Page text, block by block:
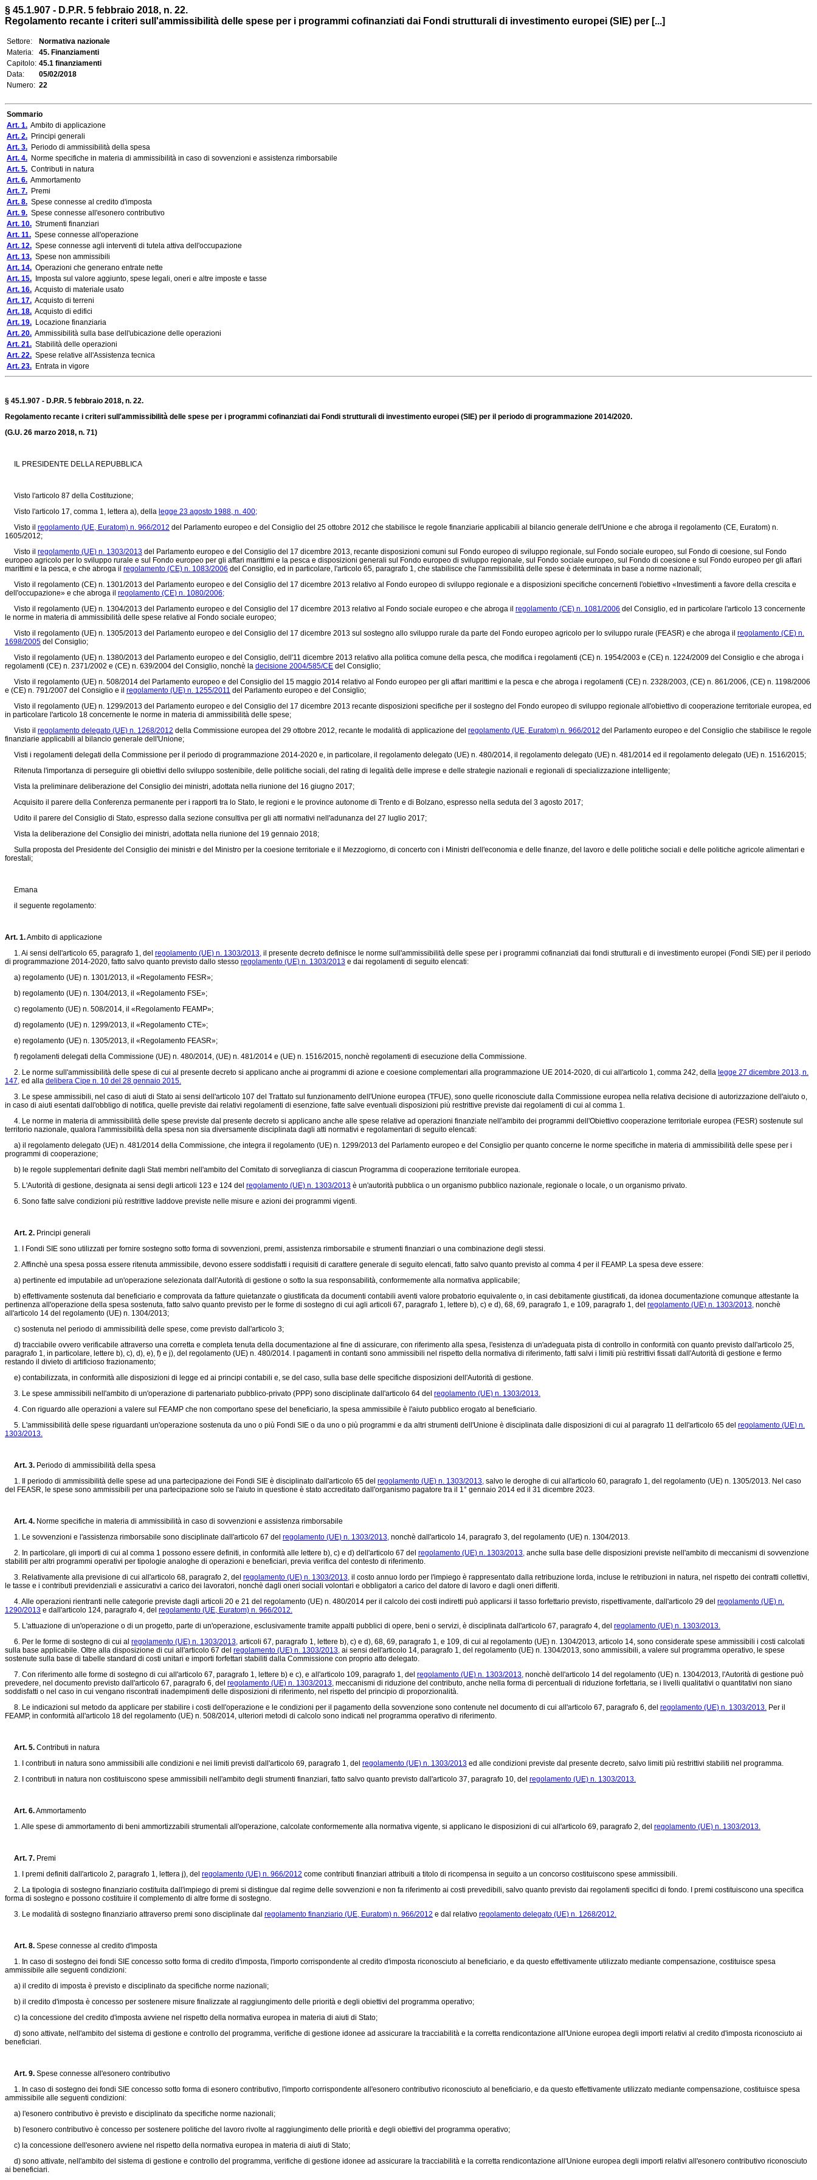
§ 45.1.907 - D.P.R. 5 febbraio 2018, n. 22.
Regolamento recante i criteri sull'ammissibilità delle spese per i programmi cofinanziati dai Fondi strutturali di investimento europei (SIE) per [...]
Settore:
Normativa nazionale
Materia:
45. Finanziamenti
Capitolo: 45.1 finanziamenti
Data:
05/02/2018
Numero: 22
Sommario
Art. 1. Ambito di applicazione
Art. 2. Principi generali
Art. 3. Periodo di ammissibilità della spesa
Art. 4. Norme specifiche in materia di ammissibilità in caso di sovvenzioni e assistenza rimborsabile
Art. 5. Contributi in natura
Art. 6. Ammortamento
Art. 7. Premi
Art. 8. Spese connesse al credito d'imposta
Art. 9. Spese connesse all'esonero contributivo
Art. 10. Strumenti finanziari
Art. 11. Spese connesse all'operazione
Art. 12. Spese connesse agli interventi di tutela attiva dell'occupazione
Art. 13. Spese non ammissibili
Art. 14. Operazioni che generano entrate nette
Art. 15. Imposta sul valore aggiunto, spese legali, oneri e altre imposte e tasse
Art. 16. Acquisto di materiale usato
Art. 17. Acquisto di terreni
Art. 18. Acquisto di edifici
Art. 19. Locazione finanziaria
Art. 20. Ammissibilità sulla base dell'ubicazione delle operazioni
Art. 21. Stabilità delle operazioni
Art. 22. Spese relative all'Assistenza tecnica
Art. 23. Entrata in vigore
§ 45.1.907 - D.P.R. 5 febbraio 2018, n. 22.
Regolamento recante i criteri sull'ammissibilità delle spese per i programmi cofinanziati dai Fondi strutturali di investimento europei (SIE) per il periodo di programmazione 2014/2020.
(G.U. 26 marzo 2018, n. 71)
IL PRESIDENTE DELLA REPUBBLICA
Visto l'articolo 87 della Costituzione;
Visto l'articolo 17, comma 1, lettera a), della legge 23 agosto 1988, n. 400;
Visto il regolamento (UE, Euratom) n. 966/2012 del Parlamento europeo e del Consiglio del 25 ottobre 2012 che stabilisce le regole finanziarie applicabili al bilancio generale dell'Unione e che abroga il regolamento (CE, Euratom) n.
1605/2012;
Visto il regolamento (UE) n. 1303/2013 del Parlamento europeo e del Consiglio del 17 dicembre 2013, recante disposizioni comuni sul Fondo europeo di sviluppo regionale, sul Fondo sociale europeo, sul Fondo di coesione, sul Fondo
europeo agricolo per lo sviluppo rurale e sul Fondo europeo per gli affari marittimi e la pesca e disposizioni generali sul Fondo europeo di sviluppo regionale, sul Fondo sociale europeo, sul Fondo di coesione e sul Fondo europeo per gli affari
marittimi e la pesca, e che abroga il regolamento (CE) n. 1083/2006 del Consiglio, ed in particolare, l'articolo 65, paragrafo 1, che stabilisce che l'ammissibilità delle spese è determinata in base a norme nazionali;
Visto il regolamento (CE) n. 1301/2013 del Parlamento europeo e del Consiglio del 17 dicembre 2013 relativo al Fondo europeo di sviluppo regionale e a disposizioni specifiche concernenti l'obiettivo «Investimenti a favore della crescita e
dell'occupazione» e che abroga il regolamento (CE) n. 1080/2006;
Visto il regolamento (UE) n. 1304/2013 del Parlamento europeo e del Consiglio del 17 dicembre 2013 relativo al Fondo sociale europeo e che abroga il regolamento (CE) n. 1081/2006 del Consiglio, ed in particolare l'articolo 13 concernente
le norme in materia di ammissibilità delle spese relative al Fondo sociale europeo;
Visto il regolamento (UE) n. 1305/2013 del Parlamento europeo e del Consiglio del 17 dicembre 2013 sul sostegno allo sviluppo rurale da parte del Fondo europeo agricolo per lo sviluppo rurale (FEASR) e che abroga il regolamento (CE) n.
1698/2005 del Consiglio;
Visto il regolamento (UE) n. 1380/2013 del Parlamento europeo e del Consiglio, dell'11 dicembre 2013 relativo alla politica comune della pesca, che modifica i regolamenti (CE) n. 1954/2003 e (CE) n. 1224/2009 del Consiglio e che abroga i
regolamenti (CE) n. 2371/2002 e (CE) n. 639/2004 del Consiglio, nonchè la decisione 2004/585/CE del Consiglio;
Visto il regolamento (UE) n. 508/2014 del Parlamento europeo e del Consiglio del 15 maggio 2014 relativo al Fondo europeo per gli affari marittimi e la pesca e che abroga i regolamenti (CE) n. 2328/2003, (CE) n. 861/2006, (CE) n. 1198/2006
e (CE) n. 791/2007 del Consiglio e il regolamento (UE) n. 1255/2011 del Parlamento europeo e del Consiglio;
Visto il regolamento (UE) n. 1299/2013 del Parlamento europeo e del Consiglio del 17 dicembre 2013 recante disposizioni specifiche per il sostegno del Fondo europeo di sviluppo regionale all'obiettivo di cooperazione territoriale europea, ed
in particolare l'articolo 18 concernente le norme in materia di ammissibilità delle spese;
Visto il regolamento delegato (UE) n. 1268/2012 della Commissione europea del 29 ottobre 2012, recante le modalità di applicazione del regolamento (UE, Euratom) n. 966/2012 del Parlamento europeo e del Consiglio che stabilisce le regole
finanziarie applicabili al bilancio generale dell'Unione;
Visti i regolamenti delegati della Commissione per il periodo di programmazione 2014-2020 e, in particolare, il regolamento delegato (UE) n. 480/2014, il regolamento delegato (UE) n. 481/2014 ed il regolamento delegato (UE) n. 1516/2015;
Ritenuta l'importanza di perseguire gli obiettivi dello sviluppo sostenibile, delle politiche sociali, del rating di legalità delle imprese e delle strategie nazionali e regionali di specializzazione intelligente;
Vista la preliminare deliberazione del Consiglio dei ministri, adottata nella riunione del 16 giugno 2017;
Acquisito il parere della Conferenza permanente per i rapporti tra lo Stato, le regioni e le province autonome di Trento e di Bolzano, espresso nella seduta del 3 agosto 2017;
Udito il parere del Consiglio di Stato, espresso dalla sezione consultiva per gli atti normativi nell'adunanza del 27 luglio 2017;
Vista la deliberazione del Consiglio dei ministri, adottata nella riunione del 19 gennaio 2018;
Sulla proposta del Presidente del Consiglio dei ministri e del Ministro per la coesione territoriale e il Mezzogiorno, di concerto con i Ministri dell'economia e delle finanze, del lavoro e delle politiche sociali e delle politiche agricole alimentari e
forestali;
Emana
il seguente regolamento:
Art. 1.Ambito di applicazione
1. Ai sensi dell'articolo 65, paragrafo 1, del regolamento (UE) n. 1303/2013, il presente decreto definisce le norme sull'ammissibilità delle spese per i programmi cofinanziati dai fondi strutturali e di investimento europei (Fondi SIE) per il periodo
di programmazione 2014-2020, fatto salvo quanto previsto dallo stesso regolamento (UE) n. 1303/2013 e dai regolamenti di seguito elencati:
a) regolamento (UE) n. 1301/2013, il «Regolamento FESR»;
b) regolamento (UE) n. 1304/2013, il «Regolamento FSE»;
c) regolamento (UE) n. 508/2014, il «Regolamento FEAMP»;
d) regolamento (UE) n. 1299/2013, il «Regolamento CTE»;
e) regolamento (UE) n. 1305/2013, il «Regolamento FEASR»;
f) regolamenti delegati della Commissione (UE) n. 480/2014, (UE) n. 481/2014 e (UE) n. 1516/2015, nonchè regolamenti di esecuzione della Commissione.
2. Le norme sull'ammissibilità delle spese di cui al presente decreto si applicano anche ai programmi di azione e coesione complementari alla programmazione UE 2014-2020, di cui all'articolo 1, comma 242, della legge 27 dicembre 2013, n.
147, ed alla delibera Cipe n. 10 del 28 gennaio 2015.
3. Le spese ammissibili, nel caso di aiuti di Stato ai sensi dell'articolo 107 del Trattato sul funzionamento dell'Unione europea (TFUE), sono quelle riconosciute dalla Commissione europea nella relativa decisione di autorizzazione dell'aiuto o,
in caso di aiuti esentati dall'obbligo di notifica, quelle previste dai relativi regolamenti di esenzione, fatte salve eventuali disposizioni più restrittive previste dai regolamenti di cui al comma 1.
4. Le norme in materia di ammissibilità delle spese previste dal presente decreto si applicano anche alle spese relative ad operazioni finanziate nell'ambito dei programmi dell'Obiettivo cooperazione territoriale europea (FESR) sostenute sul
territorio nazionale, qualora l'ammissibilità della spesa non sia diversamente disciplinata dagli atti normativi e regolamentari di seguito elencati:
a) il regolamento delegato (UE) n. 481/2014 della Commissione, che integra il regolamento (UE) n. 1299/2013 del Parlamento europeo e del Consiglio per quanto concerne le norme specifiche in materia di ammissibilità delle spese per i
programmi di cooperazione;
b) le regole supplementari definite dagli Stati membri nell'ambito del Comitato di sorveglianza di ciascun Programma di cooperazione territoriale europea.
5. L'Autorità di gestione, designata ai sensi degli articoli 123 e 124 del regolamento (UE) n. 1303/2013 è un'autorità pubblica o un organismo pubblico nazionale, regionale o locale, o un organismo privato.
6. Sono fatte salve condizioni più restrittive laddove previste nelle misure e azioni dei programmi vigenti.
Art. 2. Principi generali
1. I Fondi SIE sono utilizzati per fornire sostegno sotto forma di sovvenzioni, premi, assistenza rimborsabile e strumenti finanziari o una combinazione degli stessi.
2. Affinchè una spesa possa essere ritenuta ammissibile, devono essere soddisfatti i requisiti di carattere generale di seguito elencati, fatto salvo quanto previsto al comma 4 per il FEAMP. La spesa deve essere:
a) pertinente ed imputabile ad un'operazione selezionata dall'Autorità di gestione o sotto la sua responsabilità, conformemente alla normativa applicabile;
b) effettivamente sostenuta dal beneficiario e comprovata da fatture quietanzate o giustificata da documenti contabili aventi valore probatorio equivalente o, in casi debitamente giustificati, da idonea documentazione comunque attestante la
pertinenza all'operazione della spesa sostenuta, fatto salvo quanto previsto per le forme di sostegno di cui agli articoli 67, paragrafo 1, lettere b), c) e d), 68, 69, paragrafo 1, e 109, paragrafo 1, del regolamento (UE) n. 1303/2013, nonchè
all'articolo 14 del regolamento (UE) n. 1304/2013;
c) sostenuta nel periodo di ammissibilità delle spese, come previsto dall'articolo 3;
d) tracciabile ovvero verificabile attraverso una corretta e completa tenuta della documentazione al fine di assicurare, con riferimento alla spesa, l'esistenza di un'adeguata pista di controllo in conformità con quanto previsto dall'articolo 25,
paragrafo 1, in particolare, lettere b), c), d), e), f) e j), del regolamento (UE) n. 480/2014. I pagamenti in contanti sono ammissibili nel rispetto della normativa di riferimento, fatti salvi i limiti più restrittivi fissati dall'Autorità di gestione e fermo
restando il divieto di artificioso frazionamento;
e) contabilizzata, in conformità alle disposizioni di legge ed ai principi contabili e, se del caso, sulla base delle specifiche disposizioni dell'Autorità di gestione.
3. Le spese ammissibili nell'ambito di un'operazione di partenariato pubblico-privato (PPP) sono disciplinate dall'articolo 64 del regolamento (UE) n. 1303/2013.
4. Con riguardo alle operazioni a valere sul FEAMP che non comportano spese del beneficiario, la spesa ammissibile è l'aiuto pubblico erogato al beneficiario.
5. L'ammissibilità delle spese riguardanti un'operazione sostenuta da uno o più Fondi SIE o da uno o più programmi e da altri strumenti dell'Unione è disciplinata dalle disposizioni di cui al paragrafo 11 dell'articolo 65 del regolamento (UE) n.
1303/2013.
Art. 3. Periodo di ammissibilità della spesa
1. Il periodo di ammissibilità delle spese ad una partecipazione dei Fondi SIE è disciplinato dall'articolo 65 del regolamento (UE) n. 1303/2013, salvo le deroghe di cui all'articolo 60, paragrafo 1, del regolamento (UE) n. 1305/2013. Nel caso
del FEASR, le spese sono ammissibili per una partecipazione solo se l'aiuto in questione è stato accreditato dall'organismo pagatore tra il 1° gennaio 2014 ed il 31 dicembre 2023.
Art. 4. Norme specifiche in materia di ammissibilità in caso di sovvenzioni e assistenza rimborsabile
1. Le sovvenzioni e l'assistenza rimborsabile sono disciplinate dall'articolo 67 del regolamento (UE) n. 1303/2013, nonchè dall'articolo 14, paragrafo 3, del regolamento (UE) n. 1304/2013.
2. In particolare, gli importi di cui al comma 1 possono essere definiti, in conformità alle lettere b), c) e d) dell'articolo 67 del regolamento (UE) n. 1303/2013, anche sulla base delle disposizioni previste nell'ambito di meccanismi di sovvenzione
stabiliti per altri programmi operativi per tipologie analoghe di operazioni e beneficiari, previa verifica del contesto di riferimento.
3. Relativamente alla previsione di cui all'articolo 68, paragrafo 2, del regolamento (UE) n. 1303/2013, il costo annuo lordo per l'impiego è rappresentato dalla retribuzione lorda, incluse le retribuzioni in natura, nel rispetto dei contratti collettivi,
le tasse e i contributi previdenziali e assicurativi a carico dei lavoratori, nonchè dagli oneri sociali volontari e obbligatori a carico del datore di lavoro e dagli oneri differiti.
4. Alle operazioni rientranti nelle categorie previste dagli articoli 20 e 21 del regolamento (UE) n. 480/2014 per il calcolo dei costi indiretti può applicarsi il tasso forfettario previsto, rispettivamente, dall'articolo 29 del regolamento (UE) n.
1290/2013 e dall'articolo 124, paragrafo 4, del regolamento (UE, Euratom) n. 966/2012.
5. L'attuazione di un'operazione o di un progetto, parte di un'operazione, esclusivamente tramite appalti pubblici di opere, beni o servizi, è disciplinata dall'articolo 67, paragrafo 4, del regolamento (UE) n. 1303/2013.
6. Per le forme di sostegno di cui al regolamento (UE) n. 1303/2013, articoli 67, paragrafo 1, lettere b), c) e d), 68, 69, paragrafo 1, e 109, di cui al regolamento (UE) n. 1304/2013, articolo 14, sono considerate spese ammissibili i costi calcolati
sulla base applicabile. Oltre alla disposizione di cui all'articolo 67 del regolamento (UE) n. 1303/2013, ai sensi dell'articolo 14, paragrafo 1, del regolamento (UE) n. 1304/2013, sono ammissibili, a valere sul programma operativo, le spese
sostenute sulla base di tabelle standard di costi unitari e importi forfettari stabiliti dalla Commissione con proprio atto delegato.
7. Con riferimento alle forme di sostegno di cui all'articolo 67, paragrafo 1, lettere b) e c), e all'articolo 109, paragrafo 1, del regolamento (UE) n. 1303/2013, nonchè dell'articolo 14 del regolamento (UE) n. 1304/2013, l'Autorità di gestione può
prevedere, nel documento previsto dall'articolo 67, paragrafo 6, del regolamento (UE) n. 1303/2013, meccanismi di riduzione del contributo, anche nella forma di percentuali di riduzione forfettaria, se i livelli qualitativi o quantitativi non siano
soddisfatti o nel caso in cui vengano riscontrati inadempimenti delle disposizioni di riferimento, nel rispetto del principio di proporzionalità.
8. Le indicazioni sul metodo da applicare per stabilire i costi dell'operazione e le condizioni per il pagamento della sovvenzione sono contenute nel documento di cui all'articolo 67, paragrafo 6, del regolamento (UE) n. 1303/2013. Per il
FEAMP, in conformità all'articolo 18 del regolamento (UE) n. 508/2014, ulteriori metodi di calcolo sono indicati nel programma operativo di riferimento.
Art. 5. Contributi in natura
1. I contributi in natura sono ammissibili alle condizioni e nei limiti previsti dall'articolo 69, paragrafo 1, del regolamento (UE) n. 1303/2013 ed alle condizioni previste dal presente decreto, salvo limiti più restrittivi stabiliti nel programma.
2. I contributi in natura non costituiscono spese ammissibili nell'ambito degli strumenti finanziari, fatto salvo quanto previsto dall'articolo 37, paragrafo 10, del regolamento (UE) n. 1303/2013.
Art. 6.Ammortamento
1. Alle spese di ammortamento di beni ammortizzabili strumentali all'operazione, calcolate conformemente alla normativa vigente, si applicano le disposizioni di cui all'articolo 69, paragrafo 2, del regolamento (UE) n. 1303/2013.
Art. 7. Premi
1. I premi definiti dall'articolo 2, paragrafo 1, lettera j), del regolamento (UE) n. 966/2012 come contributi finanziari attribuiti a titolo di ricompensa in seguito a un concorso costituiscono spese ammissibili.
2. La tipologia di sostegno finanziario costituita dall'impiego di premi si distingue dal regime delle sovvenzioni e non fa riferimento ai costi prevedibili, salvo quanto previsto dai regolamenti specifici di fondo. I premi costituiscono una specifica
forma di sostegno e possono costituire il complemento di altre forme di sostegno.
3. Le modalità di sostegno finanziario attraverso premi sono disciplinate dal regolamento finanziario (UE, Euratom) n. 966/2012 e dal relativo regolamento delegato (UE) n. 1268/2012.
Art. 8. Spese connesse al credito d'imposta
1. In caso di sostegno dei fondi SIE concesso sotto forma di credito d'imposta, l'importo corrispondente al credito d'imposta riconosciuto al beneficiario, e da questo effettivamente utilizzato mediante compensazione, costituisce spesa
ammissibile alle seguenti condizioni:
a) il credito di imposta è previsto e disciplinato da specifiche norme nazionali;
b) il credito d'imposta è concesso per sostenere misure finalizzate al raggiungimento delle priorità e degli obiettivi del programma operativo;
c) la concessione del credito d'imposta avviene nel rispetto della normativa europea in materia di aiuti di Stato;
d) sono attivate, nell'ambito del sistema di gestione e controllo del programma, verifiche di gestione idonee ad assicurare la tracciabilità e la corretta rendicontazione all'Unione europea degli importi relativi al credito d'imposta riconosciuto ai
beneficiari.
Art. 9. Spese connesse all'esonero contributivo
1. In caso di sostegno dei fondi SIE concesso sotto forma di esonero contributivo, l'importo corrispondente all'esonero contributivo riconosciuto al beneficiario, e da questo effettivamente utilizzato mediante compensazione, costituisce spesa
ammissibile alle seguenti condizioni:
a) l'esonero contributivo è previsto e disciplinato da specifiche norme nazionali;
b) l'esonero contributivo è concesso per sostenere politiche del lavoro rivolte al raggiungimento delle priorità e degli obiettivi del programma operativo;
c) la concessione dell'esonero avviene nel rispetto della normativa europea in materia di aiuti di Stato;
d) sono attivate, nell'ambito del sistema di gestione e controllo del programma, verifiche di gestione idonee ad assicurare la tracciabilità e la corretta rendicontazione all'Unione europea degli importi relativi all'esonero contributivo riconosciuto
ai beneficiari.